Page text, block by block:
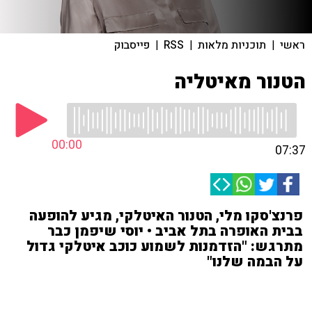
ראשי | תוכניות מלאות |
RSS
| פייסבוק
הטנור מאיטליה
00:00 07:37
פרנצ'סקו מלי, הטנור האיטלקי, מגיע להופעה
בבית האופרה בתל אביב • יוסי שיפמן כבר
מתרגש: "הזדמנות לשמוע כוכב איטלקי גדול
על הבמה שלנו"